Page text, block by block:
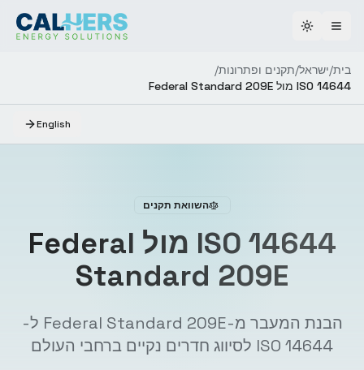
Toggle
בית/ישראל/תקנים ופתרונות/
ISO 14644 מול Federal Standard 209E
English
השוואת תקנים
ISO 14644 מול Federal
Standard 209E
הבנת המעבר מ-Federal Standard 209E ל-
ISO 14644 לסיווג חדרים נקיים ברחבי העולם